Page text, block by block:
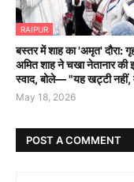
RAIPUR
बस्तर में शाह का 'अमृत' दौरा:
अमित शाह ने चखा नेतानार की
स्वाद, बोले— "यह खट्टी नहीं,
May 18, 2026
POST A COMMENT